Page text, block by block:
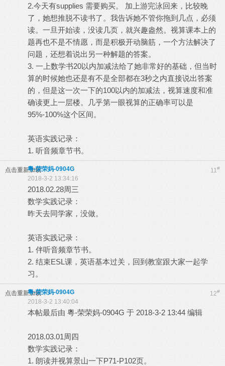
2.今天有supplies 需要购买。 加上游完泳回来，比较晚
了，她想推脱不读书了。我告诉她不管你拖到几点，必须
读。一旦开始读，没读几页，就兴趣盎然。视算课本上的
题再也不是不情愿，而是积极开动脑筋，一个方法解决了
问题，还想着说出另一种解题的答案。
3. 一上数学书20以内加减法给了她非常好的基础，但当时
算的时候她也还是有不是全部都在3秒之内直接说出答案
的，但是这一次一下的100以内的加减法，视算速度和准
确读更上一层楼。几乎第一眼视算的正确率可以是
95%-100%这个区间。
英语实践记录：
1. 听音频章节书。
点击重新加载 11#
粵-荣荣妈-0904G
2018-3-2 13:34:16
2018.02.28周三
数学实践记录：
昨天去同学家，没做。
英语实践记录：
1. 伴听音频章节书。
2. 结束ESL课，英语基本过关，回到教室跟大家一起学
习。
点击重新加载 12#
粵-荣荣妈-0904G
2018-3-2 13:40:04
本帖最后由 粵-荣荣妈-0904G 于 2018-3-2 13:44 编辑
2018.03.01周四
数学实践记录：
1. 朗读并视算景山一下P71-P102页。